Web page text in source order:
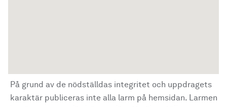
På grund av de nödställdas integritet och uppdragets
karaktär publiceras inte alla larm på hemsidan. Larmen